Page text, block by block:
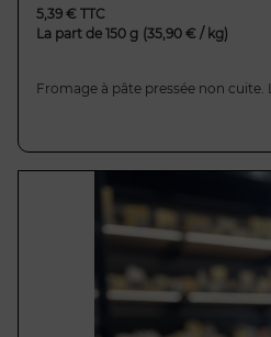
5,39 € TTC
La part de 150 g (35,90 € / kg)
Fromage à pâte pressée non cuite.